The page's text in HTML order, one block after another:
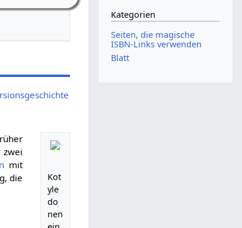
Kot
yle
do
nen
mit
die
Kategorien
Seiten, die magische
ISBN-Links verwenden
Blatt